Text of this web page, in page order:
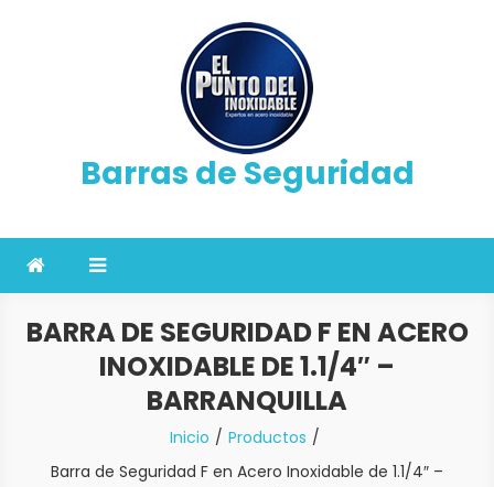
Barras de Seguridad
BARRA DE SEGURIDAD F EN ACERO
INOXIDABLE DE 1.1/4″ –
BARRANQUILLA
Inicio
Productos
Barra de Seguridad F en Acero Inoxidable de 1.1/4″ –